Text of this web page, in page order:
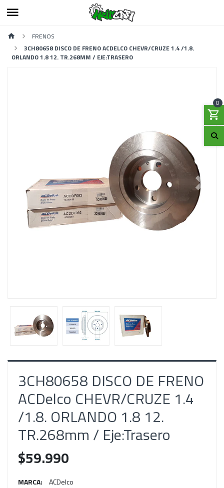
0
FRENOS
3CH80658 DISCO DE FRENO ACDELCO CHEVR/CRUZE 1.4 /1.8.
ORLANDO 1.8 12. TR.268MM / EJE:TRASERO
Previous Next
3CH80658 DISCO DE FRENO
ACDelco CHEVR/CRUZE 1.4
/1.8. ORLANDO 1.8 12.
TR.268mm / Eje:Trasero
$59.990
MARCA: ACDelco